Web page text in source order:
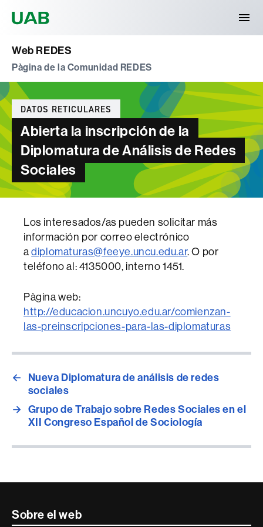
Web REDES
Pàgina de la Comunidad REDES
Categories
DATOS RETICULARES
Abierta la inscripción de la
Diplomatura de Análisis de Redes
Sociales
Los interesados/as pueden solicitar más
información por correo electrónico
adiplomaturas@feeye.uncu.edu.ar. O por
teléfono al: 4135000, interno 1451.
Pàgina web:
http://educacion.uncuyo.edu.ar/comienzan-
las-preinscripciones-para-las-diplomaturas
←
Nueva Diplomatura de análisis de redes
sociales
→ Grupo de Trabajo sobre Redes Sociales en el
XII Congreso Español de Sociología
Contacte
Sobre el web